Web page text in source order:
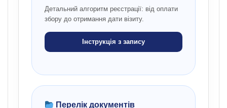
Детальний алгоритм реєстрації: від оплати
збору до отримання дати візиту.
Інструкція з запису
Перелік документів